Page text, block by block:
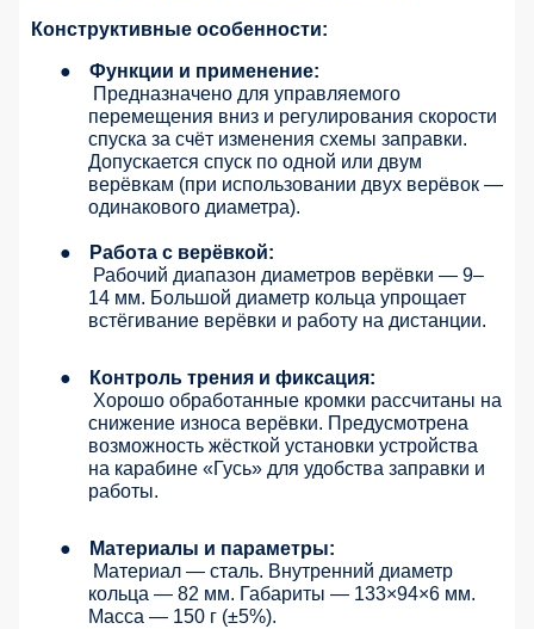
Конструктивные особенности:
●
Функции и применение:
Предназначено для управляемого
перемещения вниз и регулирования скорости
спуска за счёт изменения схемы заправки.
Допускается спуск по одной или двум
верёвкам (при использовании двух верёвок —
одинакового диаметра).
●
Работа с верёвкой:
Рабочий диапазон диаметров верёвки — 9–
14 мм. Большой диаметр кольца упрощает
встёгивание верёвки и работу на дистанции.
●
Контроль трения и фиксация:
Хорошо обработанные кромки рассчитаны на
снижение износа верёвки. Предусмотрена
возможность жёсткой установки устройства
на карабине «Гусь» для удобства заправки и
работы.
●
Материалы и параметры:
Материал — сталь. Внутренний диаметр
кольца — 82 мм. Габариты — 133×94×6 мм.
Масса — 150 г (±5%).